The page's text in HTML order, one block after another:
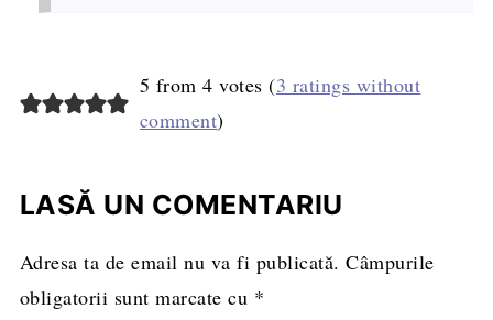
5 from 4 votes (3 ratings without
comment)
LASĂ UN COMENTARIU
Adresa ta de email nu va fi publicată. Câmpurile
obligatorii sunt marcate cu *